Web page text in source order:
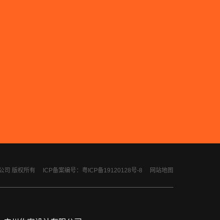
司 版权所有 ICP备案编号：粤ICP备19120128号-8 网站地图